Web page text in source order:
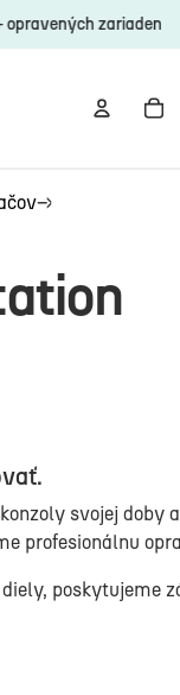
zariadení
→
svojej doby
profesionálnu
poskytujeme